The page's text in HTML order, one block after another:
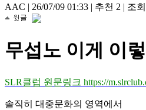
AAC | 26/07/09 01:33 | 추천 2 | 조
무섭노 이게 이
SLR클럽 원문링크 https://
솔직히 대중문화의 영역에서